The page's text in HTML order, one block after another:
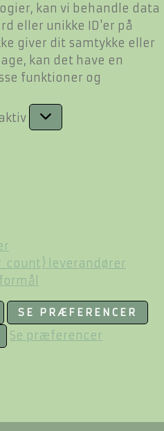
kan vi behandle data
eller unikke ID'er på
giver dit samtykke eller
kan det have en
funktioner og
leverandører
SE PRÆFERENCER
Se præferencer